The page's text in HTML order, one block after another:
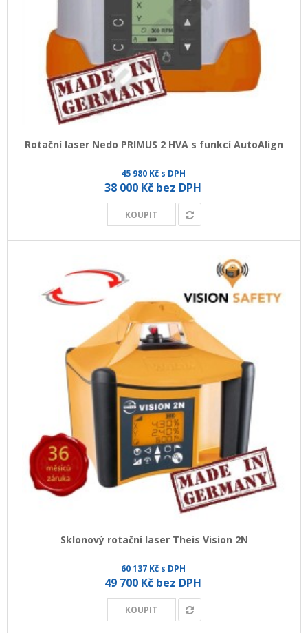
Rotační laser Nedo PRIMUS 2 HVA s funkcí AutoAlign
45 980 Kč s DPH
38 000 Kč bez DPH
KOUPIT
Sklonový rotační laser Theis Vision 2N
60 137 Kč s DPH
49 700 Kč bez DPH
KOUPIT